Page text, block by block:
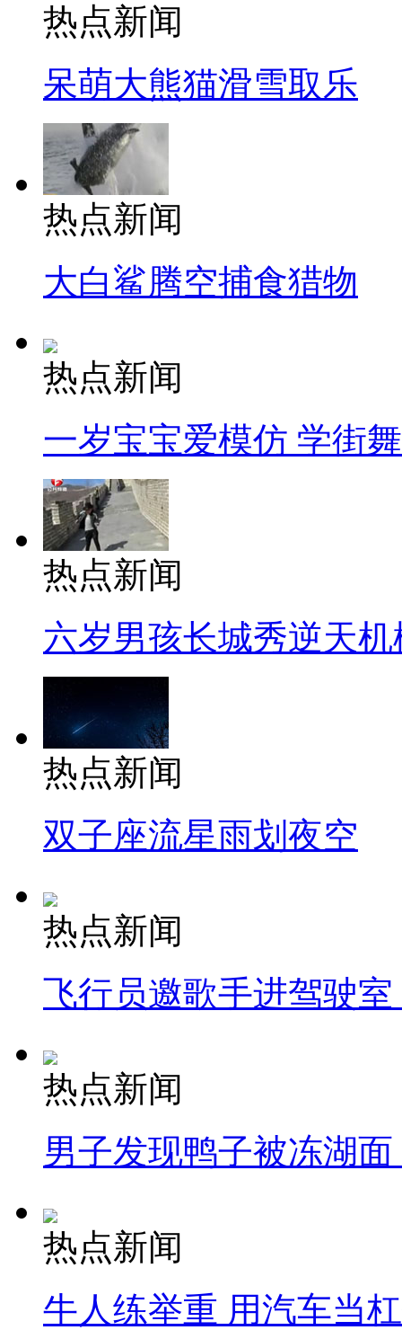
热点新闻
呆萌大熊猫滑雪取乐
热点新闻
大白鲨腾空捕食猎物
热点新闻
一岁宝宝爱模仿 学街
热点新闻
六岁男孩长城秀逆天机
热点新闻
双子座流星雨划夜空
热点新闻
飞行员邀歌手进驾驶
热点新闻
男子发现鸭子被冻湖
热点新闻
牛人练举重 用汽车当